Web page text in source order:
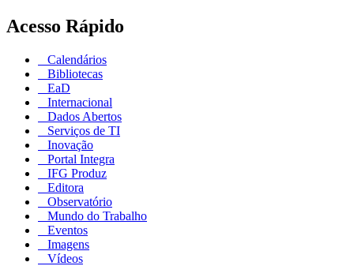
Acesso Rápido
Calendários
Bibliotecas
EaD
Internacional
Dados Abertos
Serviços de TI
Inovação
Portal Integra
IFG Produz
Editora
Observatório
Mundo do Trabalho
Eventos
Imagens
Vídeos